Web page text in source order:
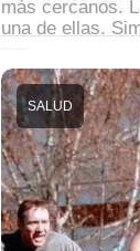
más cercanos.
una de ellas.
SALUD